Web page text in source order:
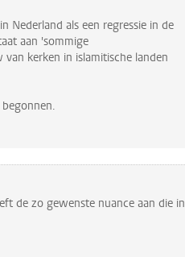
Nederland als een regressie in de
aan 'sommige
kerken in islamitische landen
de zo gewenste nuance aan die in